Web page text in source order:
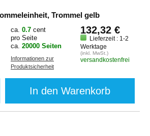
Trommel gelb
ca. 0.7 cent
pro Seite
ca. 20000 Seiten
Informationen zur
Produktsicherheit
132,32 €
Lieferzeit : 1-2
Werktage
(inkl. MwSt.)
versandkostenfrei
In den Warenkorb